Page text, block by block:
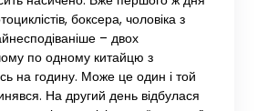
боксера, чоловіка з
– двох
по одному китайцю з
на годину. Може це один і той
На другий день відбулася